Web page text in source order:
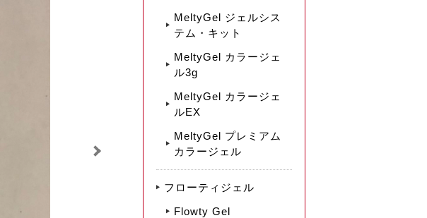
MeltyGel ジェルシス
テム・キット
MeltyGel カラージェ
ル3g
MeltyGel カラージェ
ルEX
MeltyGel プレミアム
カラージェル
フローティジェル
Flowty Gel